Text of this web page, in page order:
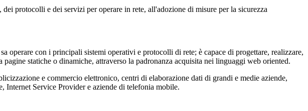
protocolli e dei servizi per operare in rete, all'adozione di misure per la sicurezza
con i principali sistemi operativi e protocolli di rete; è capace di progettare, realizzare,
statiche o dinamiche, attraverso la padronanza acquisita nei linguaggi web oriented.
e commercio elettronico, centri di elaborazione dati di grandi e medie aziende,
Service Provider e aziende di telefonia mobile.